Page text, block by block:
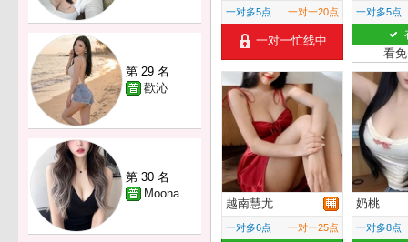
第 29 名
歡沁
第 30 名
Moona
一对多5点 一对一20点
一对一忙线中
一对多5点
看
越南慧尤
一对多6点 一对一25点
奶桃
一对多8点